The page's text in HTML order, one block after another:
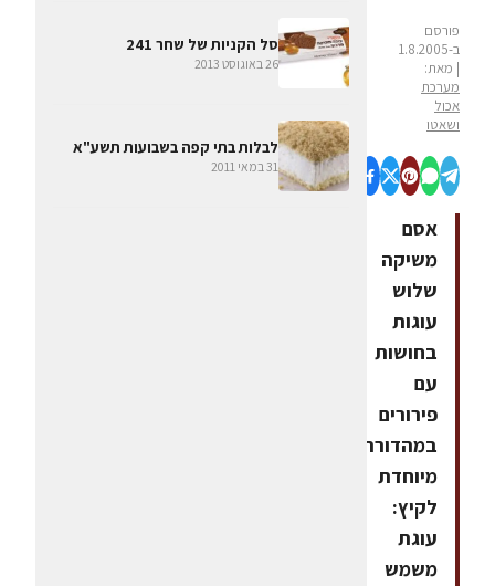
פורסם
ב-1.8.2005
| מאת:
מערכת
אכול
ושאטו
אסם
משיקה
שלוש
עוגות
בחושות
עם
פירורים
במהדורה
מיוחדת
לקיץ:
עוגת
משמש
סל הקניות של שחר 241
26 באוגוסט 2013
לבלות בתי קפה בשבועות תשע"א
31 במאי 2011